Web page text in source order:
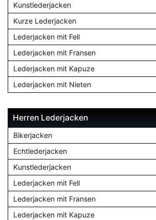
Kunstlederjacken
Kurze Lederjacken
Lederjacken mit Fell
Lederjacken mit Fransen
Lederjacken mit Kapuze
Lederjacken mit Nieten
Herren Lederjacken
Bikerjacken
Echtlederjacken
Kunstlederjacken
Lederjacken mit Fell
Lederjacken mit Fransen
Lederjacken mit Kapuze